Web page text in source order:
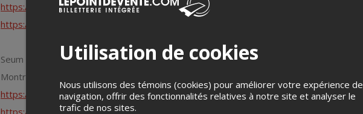
https://falsegods1.bandcamp.com
https://www.facebook.com/falsegods1
Seum
Montréal (Stoner-Métal)
https://www.youtube.com/@seumtheband
https://seumtheband.bandcamp.com
Utilisation de cookies
Nous utilisons des témoins (cookies) pour améliorer votre expérience de
navigation, offrir des fonctionnalités relatives à notre site et analyser le
trafic de nos sites.